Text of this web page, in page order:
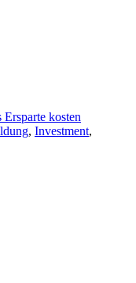
kosten
, Investment,